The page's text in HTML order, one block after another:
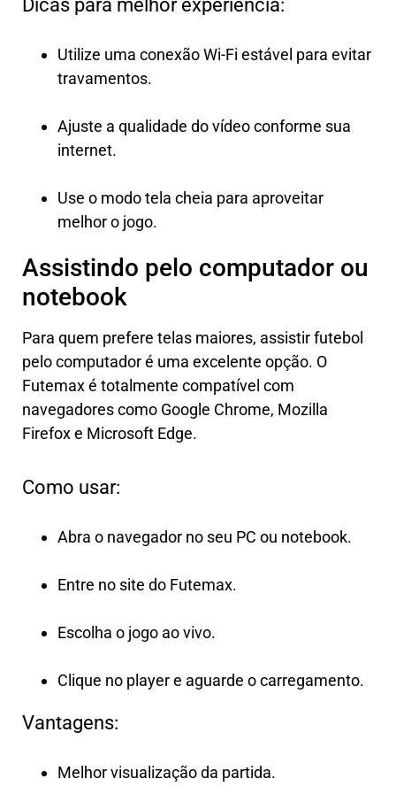
Dicas para melhor experiência:
Utilize uma conexão Wi-Fi estável para evitar
travamentos.
Ajuste a qualidade do vídeo conforme sua
internet.
Use o modo tela cheia para aproveitar
melhor o jogo.
Assistindo pelo computador ou
notebook
Para quem prefere telas maiores, assistir futebol
pelo computador é uma excelente opção. O
Futemax é totalmente compatível com
navegadores como Google Chrome, Mozilla
Firefox e Microsoft Edge.
Como usar:
Abra o navegador no seu PC ou notebook.
Entre no site do Futemax.
Escolha o jogo ao vivo.
Clique no player e aguarde o carregamento.
Vantagens:
Melhor visualização da partida.